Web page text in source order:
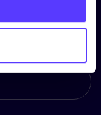
informé !